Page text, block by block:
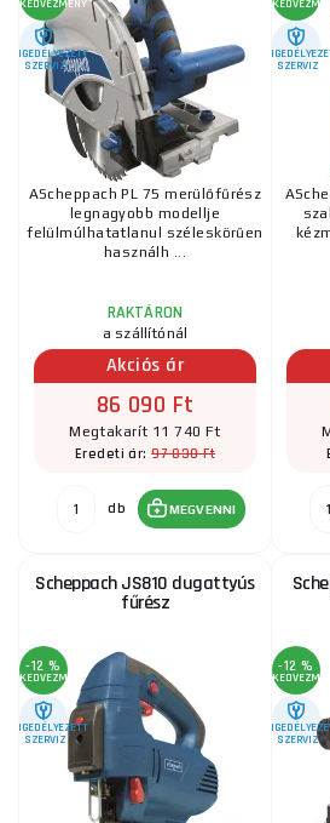
KEDVEZMÉNY
ENGEDÉLYEZETT
SZERVIZ
AScheppach PL 75 merülőfűrész
legnagyobb modellje
felülmúlhatatlanul széleskörűen
használh ...
RAKTÁRON
a szállítónál
Akciós ár
86 090 Ft
Megtakarít 11 740 Ft
Eredeti ár:97 830 Ft
db MEGVENNI
SZERVIZ
Scheppach JS810 dugattyús
fűrész
-12 %
KEDVEZMÉNY
ENGEDÉLYEZETT
SZERVIZ
-12 %
SZERVIZ